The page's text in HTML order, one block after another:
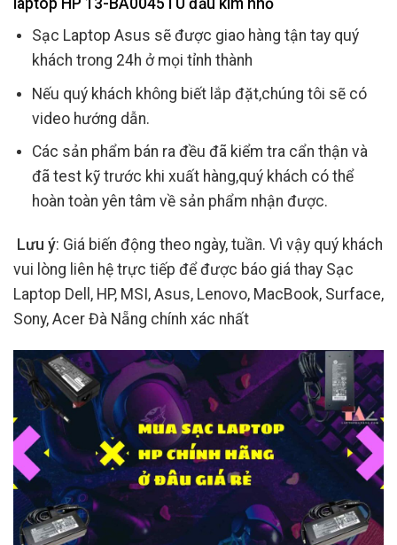
Sạc Laptop Asus sẽ được giao hàng tận tay quý
khách trong 24h ở mọi tỉnh thành
Nếu quý khách không biết lắp đặt,chúng tôi sẽ có
video hướng dẫn.
Các sản phẩm bán ra đều đã kiểm tra cẩn thận và
đã test kỹ trước khi xuất hàng,quý khách có thể
hoàn toàn yên tâm về sản phẩm nhận được.
Lưu ý: Giá biến động theo ngày, tuần. Vì vậy quý khách
vui lòng liên hệ trực tiếp để được báo giá thay Sạc
Laptop Dell, HP, MSI, Asus, Lenovo, MacBook, Surface,
Sony, Acer Đà Nẵng chính xác nhất